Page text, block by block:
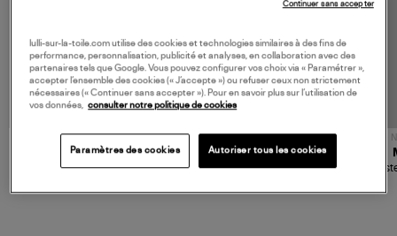
JEROME DREYFUSS
Sac Bobi S Cuir Lamé
TORAL
Mocassins Killian Sport
lulli-sur-la-toile.com utilise des cookies et technologies similaires à des fins de
performance, personnalisation, publicité et analyses, en collaboration avec des
partenaires tels que Google. Vous pouvez configurer vos choix via « Paramétrer »,
accepter l’ensemble des cookies (« J’accepte ») ou refuser ceux non strictement
nécessaires (« Continuer sans accepter »). Pour en savoir plus sur l’utilisation de
vos données, consulter notre politique de cookies
Paramètres des cookies Autoriser tous les cookies
Continuer sans accepter